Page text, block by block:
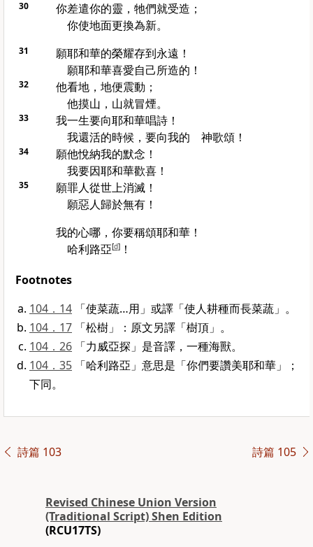
30
你差遣你的靈，牠們就受造；
你使地面更換為新。
31
願耶和華的榮耀存到永遠！
願耶和華喜愛自己所造的！
32
他看地，地便震動；
他摸山，山就冒煙。
33
我一生要向耶和華唱詩！
我還活的時候，要向我的 神歌頌！
34
願他悅納我的默念！
我要因耶和華歡喜！
35
願罪人從世上消滅！
願惡人歸於無有！
我的心哪，你要稱頌耶和華！
哈利路亞[d]！
Footnotes
104．14 「使菜蔬…用」或譯「使人耕種而長菜蔬」。
104．17 「松樹」：原文另譯「樹頂」。
104．26 「力威亞探」是音譯，一種海獸。
104．35 「哈利路亞」意思是「你們要讚美耶和華」；
下同。
詩篇 103 詩篇 105
Revised Chinese Union Version
(Traditional Script) Shen Edition
(RCU17TS)